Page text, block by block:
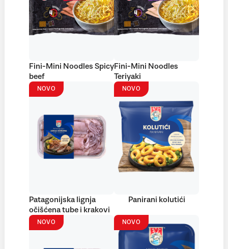
Fini-Mini Noodles Spicy
beef
Fini-Mini Noodles
Teriyaki
NOVO
Patagonijska lignja
očišćena tube i krakovi
NOVO
Panirani kolutići
NOVO NOVO